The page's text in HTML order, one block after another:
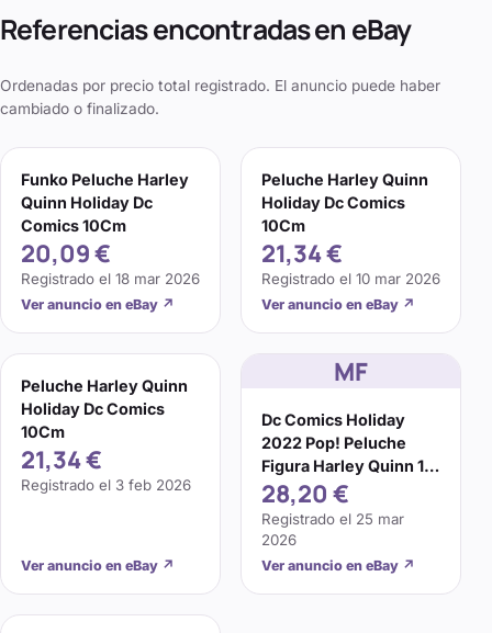
Referencias encontradas en eBay
Ordenadas por precio total registrado. El anuncio puede haber
cambiado o finalizado.
Funko Peluche Harley
Quinn Holiday Dc
Comics 10Cm
20,09 €
Registrado el 18 mar 2026
Ver anuncio en eBay ↗
Peluche Harley Quinn
Holiday Dc Comics
10Cm
21,34 €
Registrado el 10 mar 2026
Ver anuncio en eBay ↗
Peluche Harley Quinn
Holiday Dc Comics
10Cm
21,34 €
Registrado el 3 feb 2026
Ver anuncio en eBay ↗
MF
Dc Comics Holiday
2022 Pop! Peluche
Figura Harley Quinn 10
Cm Funko
28,20 €
Registrado el 25 mar
2026
Ver anuncio en eBay ↗